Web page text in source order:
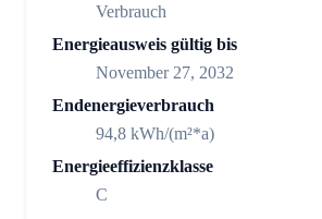
Verbrauch
Energieausweis gültig bis
November 27, 2032
Endenergieverbrauch
94,8 kWh/(m²*a)
Energieeffizienzklasse
C